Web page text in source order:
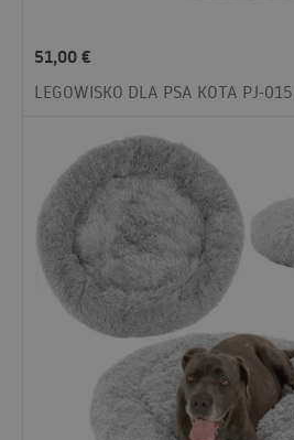
51,00€
LEGOWISKO DLA PSA KOTA PJ-015